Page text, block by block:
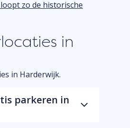
in
in Harderwijk.
parkeren in